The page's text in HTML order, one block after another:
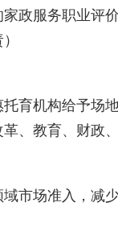
政服务职业评
托育机构给予
、教育、财政
域市场准入，